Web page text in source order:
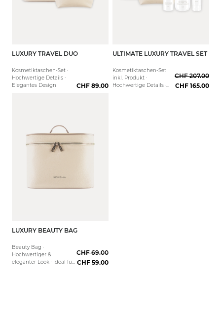
LUXURY TRAVEL DUO
Kosmetiktaschen-Set ·
Hochwertige Details ·
Elegantes Design
CHF 89.00
ULTIMATE LUXURY TRAVEL SET
Kosmetiktaschen-Set
inkl. Produkt ·
Hochwertige Details ·
CHF 207.00
CHF 165.00
LUXURY BEAUTY BAG
Beauty Bag ·
Hochwertiger &
eleganter Look · Ideal fürs
CHF 69.00
CHF 59.00